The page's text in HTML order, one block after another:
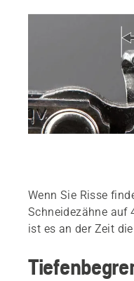
Wenn Sie Risse
Schneidezähne auf
ist es an der Zeit